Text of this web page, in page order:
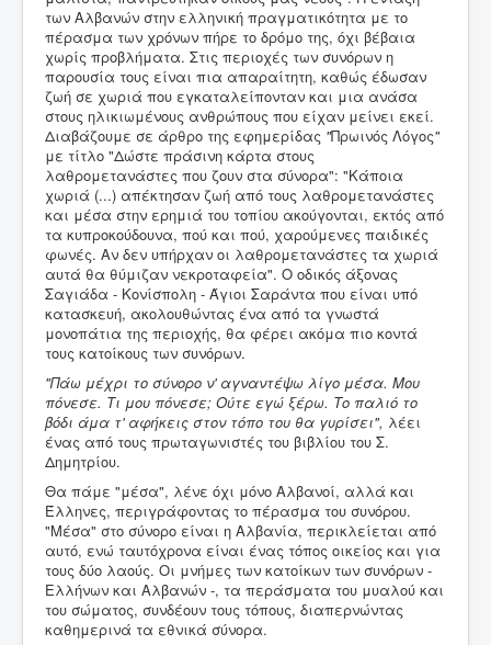
των Αλβανών στην ελληνική πραγματικότητα με το
πέρασμα των χρόνων πήρε το δρόμο της, όχι βέβαια
χωρίς προβλήματα. Στις περιοχές των συνόρων η
παρουσία τους είναι πια απαραίτητη, καθώς έδωσαν
ζωή σε χωριά που εγκαταλείπονταν και μια ανάσα
στους ηλικιωμένους ανθρώπους που είχαν μείνει εκεί.
Διαβάζουμε σε άρθρο της εφημερίδας "Πρωινός Λόγος"
με τίτλο "Δώστε πράσινη κάρτα στους
λαθρομετανάστες που ζουν στα σύνορα": "Κάποια
χωριά (...) απέκτησαν ζωή από τους λαθρομετανάστες
και μέσα στην ερημιά του τοπίου ακούγονται, εκτός από
τα κυπροκούδουνα, πού και πού, χαρούμενες παιδικές
φωνές. Αν δεν υπήρχαν οι λαθρομετανάστες τα χωριά
αυτά θα θύμιζαν νεκροταφεία". Ο οδικός άξονας
Σαγιάδα - Κονίσπολη - Άγιοι Σαράντα που είναι υπό
κατασκευή, ακολουθώντας ένα από τα γνωστά
μονοπάτια της περιοχής, θα φέρει ακόμα πιο κοντά
τους κατοίκους των συνόρων.
"Πάω μέχρι το σύνορο ν' αγναντέψω λίγο μέσα. Μου
πόνεσε. Τι μου πόνεσε; Ούτε εγώ ξέρω. Το παλιό το
βόδι άμα τ' αφήκεις στον τόπο του θα γυρίσει", λέει
ένας από τους πρωταγωνιστές του βιβλίου του Σ.
Δημητρίου.
Θα πάμε "μέσα", λένε όχι μόνο Αλβανοί, αλλά και
Έλληνες, περιγράφοντας το πέρασμα του συνόρου.
"Μέσα" στο σύνορο είναι η Αλβανία, περικλείεται από
αυτό, ενώ ταυτόχρονα είναι ένας τόπος οικείος και για
τους δύο λαούς. Οι μνήμες των κατοίκων των συνόρων -
Ελλήνων και Αλβανών -, τα περάσματα του μυαλού και
του σώματος, συνδέουν τους τόπους, διαπερνώντας
καθημερινά τα εθνικά σύνορα.